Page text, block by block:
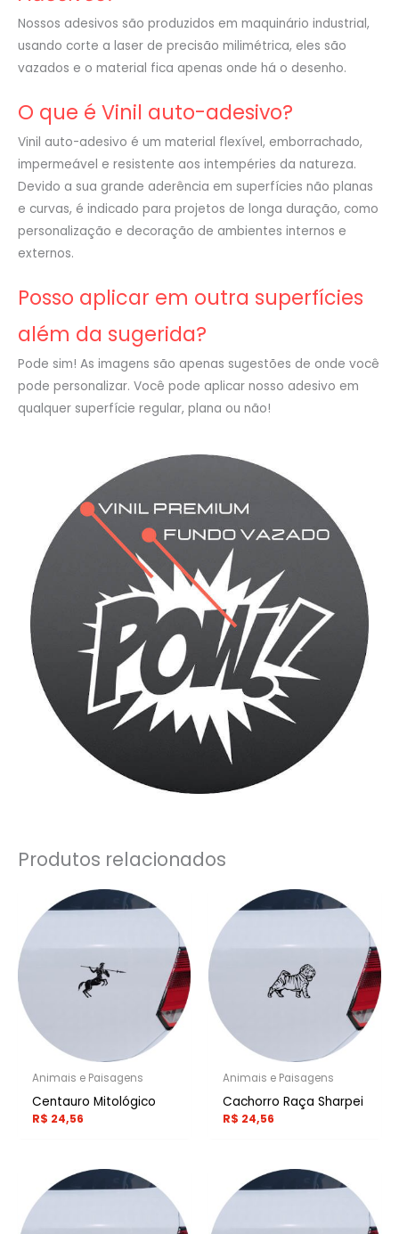
Nossos adesivos são produzidos em maquinário industrial,
usando corte a laser de precisão milimétrica, eles são
vazados e o material fica apenas onde há o desenho.
O que é Vinil auto-adesivo?
Vinil auto-adesivo é um material flexível, emborrachado,
impermeável e resistente aos intempéries da natureza.
Devido a sua grande aderência em superfícies não planas
e curvas, é indicado para projetos de longa duração, como
personalização e decoração de ambientes internos e
externos.
Posso aplicar em outra superfícies
além da sugerida?
Pode sim! As imagens são apenas sugestões de onde você
pode personalizar. Você pode aplicar nosso adesivo em
qualquer superfície regular, plana ou não!
Produtos relacionados
Animais e Paisagens
Centauro Mitológico
R$ 24,56
Animais e Paisagens
Cachorro Raça Sharpei
R$ 24,56